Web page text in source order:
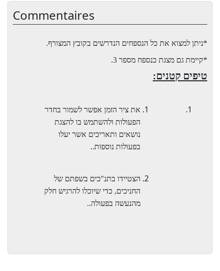
Commentaires
*ניתן למצוא את כל הנספחים הנדרשים בקובץ המצורף.
*קיימת גם מצגת כנספח מספר 3.
טיפים קטנים:
את ציר הזמן אפשר לשמור בחדר
הפעולות ולהשתמש בו להצגת
נושאים ותאריכים אשר יעלו
בפעולות נוספות..
הצטיידו בתנ"כים בשפתם של
החניכים, כדי שיוכלו להרגיש חלק
מהנעשה בפעולה..